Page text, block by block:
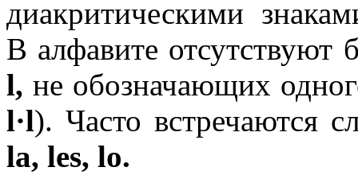
диакритическими
В алфавите отсут­ству­ют
l, не обозначающих
l·l). Часто встречаются
la, les, lo.